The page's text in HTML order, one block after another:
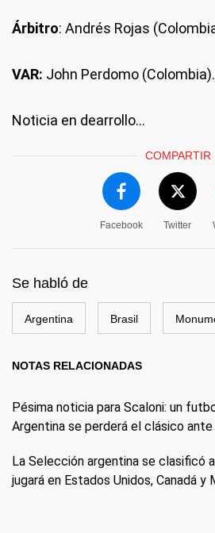
Árbitro: Andrés Rojas
VAR: John Perdomo (Colombia).
Noticia en dearrollo...
COMPARTIR
Facebook Twitter
Se habló de
Argentina Brasil
NOTAS RELACIONADAS
Pésima noticia para Scaloni: un
Argentina se perderá el clásico ante
La Selección argentina se clasificó
jugará en Estados Unidos, Canadá y